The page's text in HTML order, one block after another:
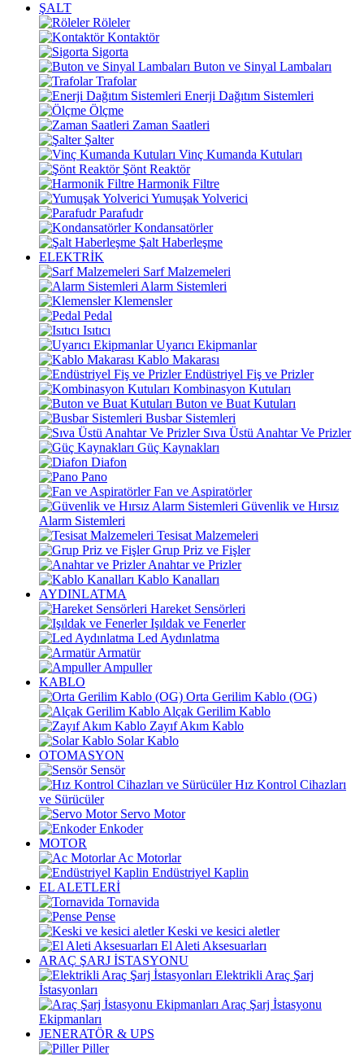
ŞALT
Röleler
Kontaktör
Sigorta
Buton ve Sinyal Lambaları
Trafolar
Enerji Dağıtım Sistemleri
Ölçme
Zaman Saatleri
Şalter
Vinç Kumanda Kutuları
Şönt Reaktör
Harmonik Filtre
Yumuşak Yolverici
Parafudr
Kondansatörler
Şalt Haberleşme
ELEKTRİK
Sarf Malzemeleri
Alarm Sistemleri
Klemensler
Pedal
Isıtıcı
Uyarıcı Ekipmanlar
Kablo Makarası
Endüstriyel Fiş ve Prizler
Kombinasyon Kutuları
Buton ve Buat Kutuları
Busbar Sistemleri
Sıva Üstü Anahtar Ve Prizler
Güç Kaynakları
Diafon
Pano
Fan ve Aspiratörler
Güvenlik ve Hırsız
Alarm Sistemleri
Tesisat Malzemeleri
Grup Priz ve Fişler
Anahtar ve Prizler
Kablo Kanalları
AYDINLATMA
Hareket Sensörleri
Işıldak ve Fenerler
Led Aydınlatma
Armatür
Ampuller
KABLO
Orta Gerilim Kablo (OG)
Alçak Gerilim Kablo
Zayıf Akım Kablo
Solar Kablo
OTOMASYON
Sensör
Hız Kontrol Cihazları
ve Sürücüler
Servo Motor
Enkoder
MOTOR
Ac Motorlar
Endüstriyel Kaplin
EL ALETLERİ
Tornavida
Pense
Keski ve kesici aletler
El Aleti Aksesuarları
ARAÇ ŞARJ İSTASYONU
Elektrikli Araç Şarj
İstasyonları
Araç Şarj İstasyonu
Ekipmanları
JENERATÖR & UPS
Piller